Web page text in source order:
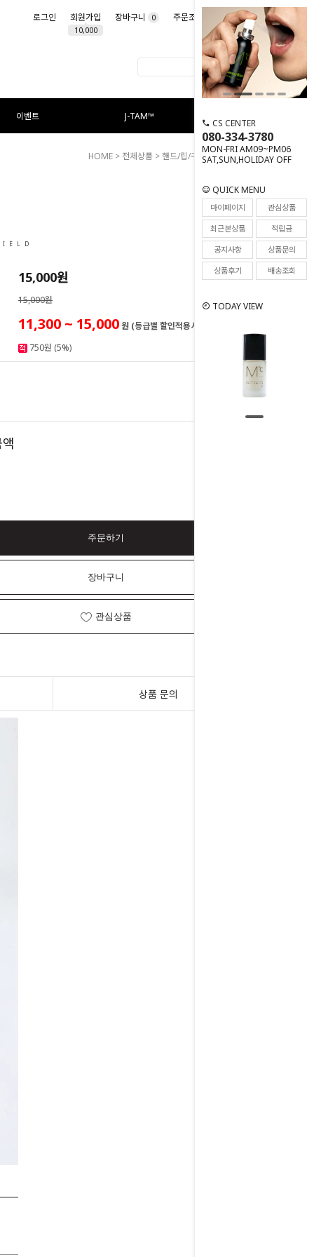
로그인 회원가입
10,000
장바구니 0 주문조회 마이페이지
이벤트 J-TAM™
CS CENTER
080-334-3780
MON-FRI AM09~PM06
SAT,SUN,HOLIDAY OFF
QUICK MENU
마이페이지
관심상품
최근본상품
적립금
공지사항
상품문의
상품후기
배송조회
TODAY VIEW
HOME > 전체상품 >핸드/립/구강케어> 네일 쉴드
5
15,000원
15,000원
11,300 ~ 15,000원 (등급별 할인적용시)
750원 (5%)
15,000원
주문하기
장바구니
관심상품
상품 문의